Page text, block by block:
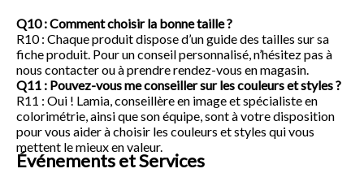
Q10 : Comment choisir la bonne taille ?
R10 : Chaque produit dispose d’un guide des tailles sur sa
fiche produit. Pour un conseil personnalisé, n’hésitez pas à
nous contacter ou à prendre rendez-vous en magasin.
Q11 : Pouvez-vous me conseiller sur les couleurs et styles ?
R11 : Oui ! Lamia, conseillère en image et spécialiste en
colorimétrie, ainsi que son équipe, sont à votre disposition
pour vous aider à choisir les couleurs et styles qui vous
mettent le mieux en valeur.
Événements et Services